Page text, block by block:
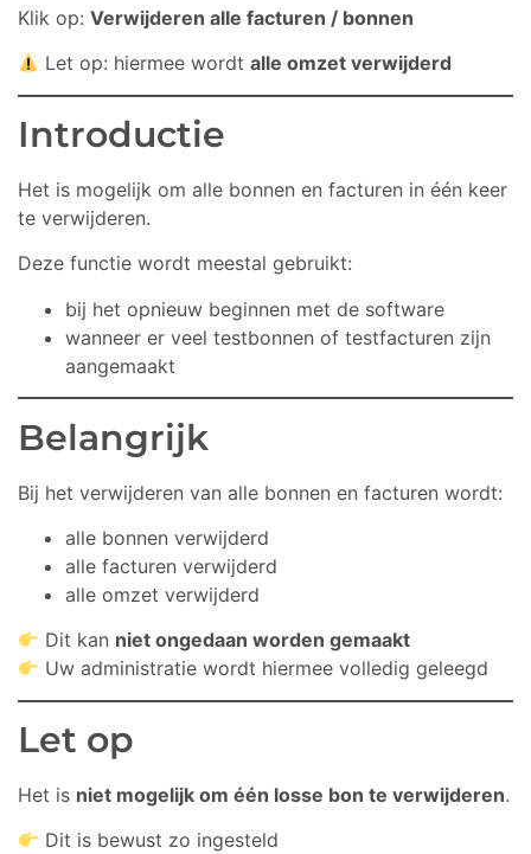
Klik op: Verwijderen alle facturen / bonnen
Let op: hiermee wordtalle omzet verwijderd
Introductie
Het is mogelijk om alle bonnen en facturen in één keer
te verwijderen.
Deze functie wordt meestal gebruikt:
bij het opnieuw beginnen met de software
wanneer er veel testbonnen of testfacturen zijn
aangemaakt
Belangrijk
Bij het verwijderen van alle bonnen en facturen wordt:
alle bonnen verwijderd
alle facturen verwijderd
alle omzet verwijderd
Dit kan niet ongedaan worden gemaakt
Uw administratie wordt hiermee volledig geleegd
Let op
Het is niet mogelijk om één losse bon te verwijderen.
Dit is bewust zo ingesteld
Espos Chat (beta versie)